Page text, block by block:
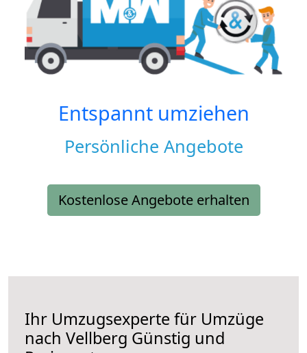
Entspannt umziehen
Persönliche Angebote
Kostenlose Angebote erhalten
Ihr Umzugsexperte für Umzüge
nach Vellberg Günstig und